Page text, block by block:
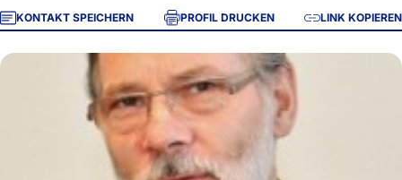
KONTAKT SPEICHERN PROFIL DRUCKEN LINK KOPIEREN